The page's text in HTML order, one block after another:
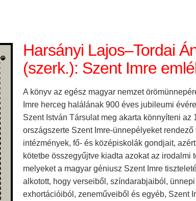
Harsányi Lajos–Tordai
(szerk.): Szent Imre
A könyv az egész magyar nemzet
Imre herceg halálának 900 éves jubileumi
Szent István Társulat meg akarta könnyíteni az
országszerte Szent Imre-ünnepélyeket rendező
intézmények, fő- és középiskolák gondjait,
kötetbe összegyűjtve kiadta azokat az irodalmi
melyeket a magyar géniusz Szent Imre
alkotott, hogy verseiből, színdarabjaiból,
exhortációiból, zeneműveiből és egyéb, Szent